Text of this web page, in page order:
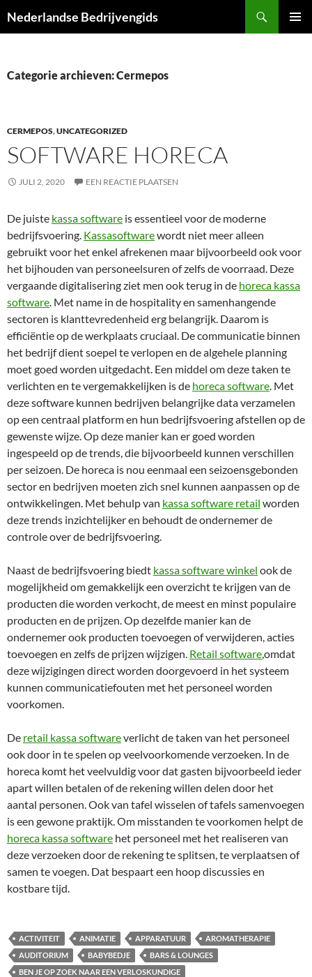
naar
Nederlandse Bedrijvengids
Categorie archieven: Cermepos
CERMEPOS,UNCATEGORIZED
SOFTWARE HORECA
JULI 2, 2020 EEN REACTIE PLAATSEN
De juiste kassa software is essentieel voor de moderne
bedrijfsvoering. Kassasoftwarewordt niet meer alleen
gebruikt voor het enkel afrekenen maar bijvoorbeeld ook voor
het bijhouden van personeelsuren of zelfs de voorraad. Deze
vergaande digitalisering ziet men ook terug in de horeca kassa
software. Met name in de hospitality en samenhangende
sectoren is klanttevredenheid erg belangrijk. Daarom is
efficiëntie op de werkplaats cruciaal. De communicatie binnen
het bedrijf dient soepel te verlopen en de algehele planning
moet goed worden uitgedacht. Een middel om deze taken te
verlichten en te vergemakkelijken is de horeca software. Met
deze software kunnen bedrijven belangrijke data verzamelen
op een centraal platform en hun bedrijfsvoering afstellen op de
gewenste wijze. Op deze manier kan er goed worden
ingespeeld op de trends, die bijvoorbeeld kunnen verschillen
per seizoen. De horeca is nou eenmaal een seizoensgebonden
sector en bedrijven moeten zich snel kunnen aanpassen op de
ontwikkelingen. Met behulp van kassa software retail worden
deze trends inzichtelijker en behoudt de ondernemer de
controle over de bedrijfsvoering.
Naast de bedrijfsvoering biedt kassa software winkel ook de
mogelijkheid om gemakkelijk een overzicht te krijgen van de
producten die worden verkocht, de meest en minst populaire
producten en de prijzen. Op dezelfde manier kan de
ondernemer ook producten toevoegen of verwijderen, acties
toevoegen en zelfs de prijzen wijzigen. Retail software,omdat
deze wijzigingen direct worden doorgevoerd in het systeem
kunnen communicatiefouten met het personeel worden
voorkomen.
De retail kassa softwareverlicht de taken van het personeel
ook door in te spelen op veelvoorkomende verzoeken. In de
horeca komt het veelvuldig voor dat gasten bijvoorbeeld ieder
apart willen betalen of de rekening willen delen door het
aantal personen. Ook van tafel wisselen of tafels samenvoegen
is een gewone praktijk. Om misstanden te voorkomen helpt de
horeca kassa software het personeel met het realiseren van
deze verzoeken door de rekening te splitsen, te verplaatsen of
samen te voegen. Dat bespaart een hoop discussies en
kostbare tijd.
ACTIVITEIT ANIMATIE APPARATUUR
AROMATHERAPIE
AUDITORIUM
BABYBEDJE
BARS & LOUNGES
BEN JE OP ZOEK NAAR EEN VERLOSKUNDIGE